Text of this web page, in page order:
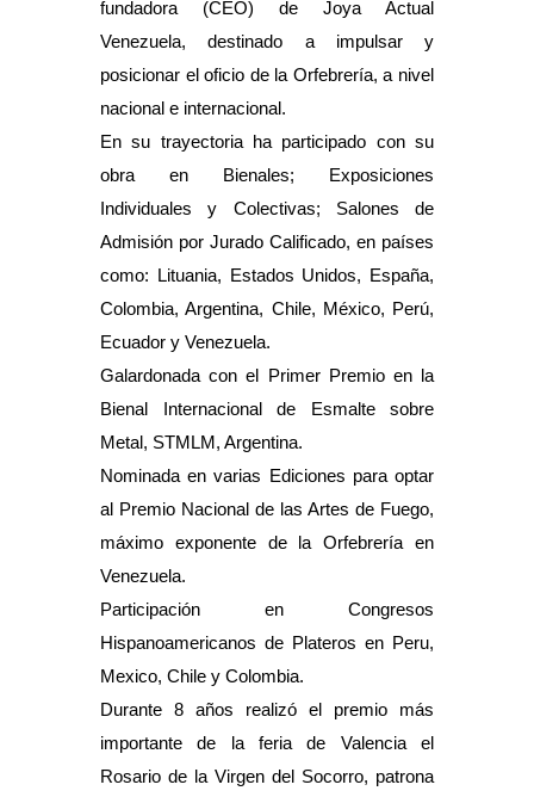
fundadora (CEO) de Joya Actual
Venezuela, destinado a impulsar y
posicionar el oficio de la Orfebrería, a nivel
nacional e internacional.
En su trayectoria ha participado con su
obra en Bienales; Exposiciones
Individuales y Colectivas; Salones de
Admisión por Jurado Calificado, en países
como: Lituania, Estados Unidos, España,
Colombia, Argentina, Chile, México, Perú,
Ecuador y Venezuela.
Galardonada con el Primer Premio en la
Bienal Internacional de Esmalte sobre
Metal, STMLM, Argentina.
Nominada en varias Ediciones para optar
al Premio Nacional de las Artes de Fuego,
máximo exponente de la Orfebrería en
Venezuela.
Participación en Congresos
Hispanoamericanos de Plateros en Peru,
Mexico, Chile y Colombia.
Durante 8 años realizó el premio más
importante de la feria de Valencia el
Rosario de la Virgen del Socorro, patrona